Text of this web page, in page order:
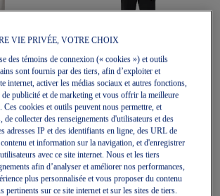
PANT
$
HERITAGE TRACK PANT
Pantalon Unisexe
99,99 $
115,00 $
VIE PRIVÉE, VOTRE CHOIX
des témoins de connexion (« cookies ») et outils
sont fournis par des tiers, afin d’exploiter et
internet, activer les médias sociaux et autres fonctions,
publicité et de marketing et vous offrir la meilleure
Ces cookies et outils peuvent nous permettre, et
de collecter des renseignements d'utilisateurs et des
adresses IP et des identifiants en ligne, des URL de
contenu et information sur la navigation, et d'enregistrer
avec ce site internet. Nous et les tiers
afin d’analyser et améliorer nos performances,
plus personnalisée et vous proposer du contenu
pertinents sur ce site internet et sur les sites de tiers.